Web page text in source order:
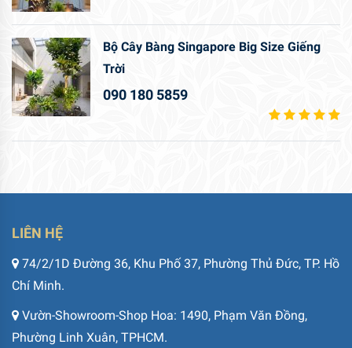
Bộ Cây Bàng Singapore Big Size Giếng
Trời
090 180 5859
LIÊN HỆ
74/2/1D Đường 36, Khu Phố 37, Phường Thủ Đức, TP. Hồ
Chí Minh.
Vườn-Showroom-Shop Hoa: 1490, Phạm Văn Đồng,
Phường Linh Xuân, TPHCM.